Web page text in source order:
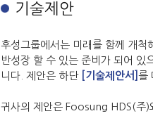
기술제안
후성그룹에서는 미래를 함께 개척
반성장 할 수 있는 준비가 되어 있
니다. 제안은 하단
[기술제안서] 를
귀사의 제안은 Foosung HDS(주)